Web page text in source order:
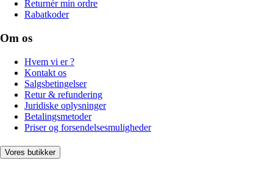
Returnér min ordre
Rabatkoder
Om os
Hvem vi er ?
Kontakt os
Salgsbetingelser
Retur & refundering
Juridiske oplysninger
Betalingsmetoder
Priser og forsendelsesmuligheder
Vores butikker